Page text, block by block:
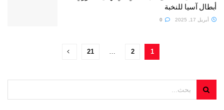
أبطال آسيا للنخبة
أبريل 17, 2025
1
2
…
21